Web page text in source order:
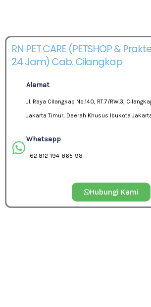
RN PET CARE (PETSHOP &
24 Jam) Cab. Cilangkap
Alamat
Jl. Raya Cilangkap No.140, RT.7/RW.3,
Jakarta Timur, Daerah Khusus Ibukota
Whatsapp
+62 812-194-865-98
Hubungi Kami